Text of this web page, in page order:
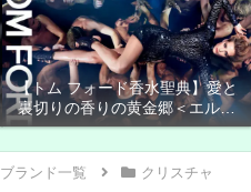
【トム フォード香水聖典】愛と
裏切りの香りの黄金郷＜エルド
ラド＞
ブランド一覧
クリスチャ